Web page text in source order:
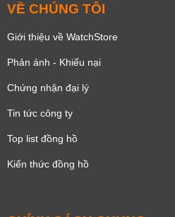
VỀ CHÚNG TÔI
Giới thiệu về WatchStore
Phản ánh - Khiếu nại
Chứng nhận đại lý
Tin tức công ty
Top list đồng hồ
Kiến thức đồng hồ